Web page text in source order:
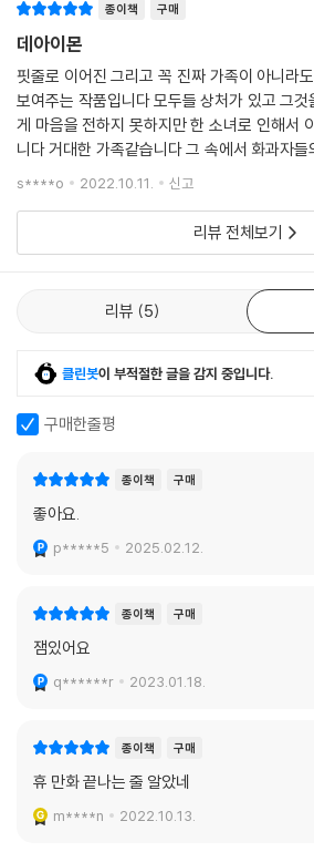
종이책 구매
데아이몬
핏줄로 이어진 그리고 꼭 진짜 가족이 아니라도 가족이 될 수 있다는 것을
보여주는 작품입니다 모두들 상처가 있고 그것을 표현하지 못해서 서로에
게 마음을 전하지 못하지만 한 소녀로 인해서 이제 다 같이 가족이 되어갑
니다 거대한 가족같습니다 그 속에서 화과자들의 이야기가 펼쳐집니다 맛
있는 화과자들도 만나고 사람 사는 이야기 따뜻한 그들의 이야기를 만날
s****o 2022.10.11. 신고
리뷰 전체보기
리뷰 5
클린봇이 부적절한 글을 감지 중입니다.
구매한줄평
종이책 구매
좋아요.
p*****5 2025.02.12.
종이책 구매
잼있어요
q******r 2023.01.18.
종이책 구매
휴 만화 끝나는 줄 알았네
m****n 2022.10.13.